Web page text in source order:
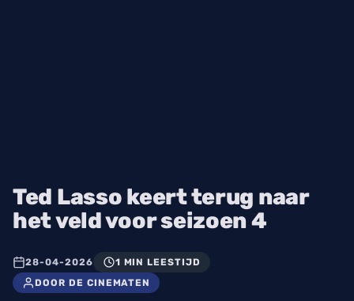
Ted Lasso keert terug naar
het veld voor seizoen 4
28-04-2026
1 MIN LEESTIJD
DOOR DE CINEMATEN